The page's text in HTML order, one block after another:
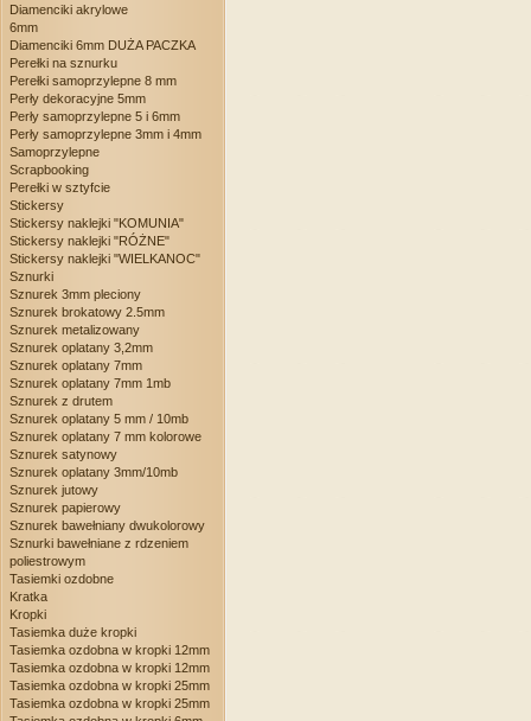
Diamenciki akrylowe
6mm
Diamenciki 6mm DUŻA PACZKA
Perełki na sznurku
Perełki samoprzylepne 8 mm
Perły dekoracyjne 5mm
Perły samoprzylepne 5 i 6mm
Perły samoprzylepne 3mm i 4mm
Samoprzylepne
Scrapbooking
Perełki w sztyfcie
Stickersy
Stickersy naklejki "KOMUNIA"
Stickersy naklejki "RÓŻNE"
Stickersy naklejki "WIELKANOC"
Sznurki
Sznurek 3mm pleciony
Sznurek brokatowy 2.5mm
Sznurek metalizowany
Sznurek oplatany 3,2mm
Sznurek oplatany 7mm
Sznurek oplatany 7mm 1mb
Sznurek z drutem
Sznurek oplatany 5 mm / 10mb
Sznurek oplatany 7 mm kolorowe
Sznurek satynowy
Sznurek oplatany 3mm/10mb
Sznurek jutowy
Sznurek papierowy
Sznurek bawełniany dwukolorowy
Sznurki bawełniane z rdzeniem
poliestrowym
Tasiemki ozdobne
Kratka
Kropki
Tasiemka duże kropki
Tasiemka ozdobna w kropki 12mm
Tasiemka ozdobna w kropki 12mm
Tasiemka ozdobna w kropki 25mm
Tasiemka ozdobna w kropki 25mm